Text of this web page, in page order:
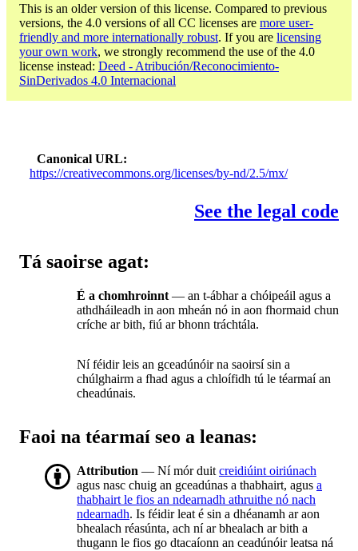
This is an older version of this license. Compared to previous
versions, the 4.0 versions of all CC licenses are more user-
friendly and more internationally robust. If you are licensing
your own work, we strongly recommend the use of the 4.0
license instead: Deed - Atribución/Reconocimiento-
SinDerivados 4.0 Internacional
Canonical URL
https://creativecommons.org/licenses/by-nd/2.5/mx/
See the legal code
Tá saoirse agat:
É a chomhroinnt — an t-ábhar a chóipeáil agus a
athdháileadh in aon mheán nó in aon fhormaid chun
críche ar bith, fiú ar bhonn tráchtála.
Ní féidir leis an gceadúnóir na saoirsí sin a
chúlghairm a fhad agus a chloífidh tú le téarmaí an
cheadúnais.
Faoi na téarmaí seo a leanas:
Attribution — Ní mór duit creidiúint oiriúnach
agus nasc chuig an gceadúnas a thabhairt, agus a
thabhairt le fios an ndearnadh athruithe nó nach
ndearnadh. Is féidir leat é sin a dhéanamh ar aon
bhealach réasúnta, ach ní ar bhealach ar bith a
thugann le fios go dtacaíonn an ceadúnóir leatsa ná